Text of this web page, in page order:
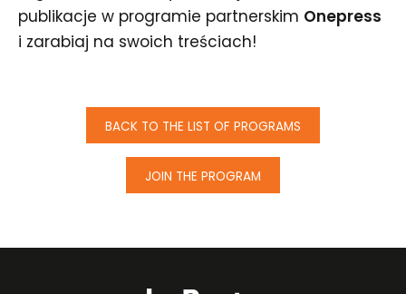
publikacje w programie partnerskim Onepress
i zarabiaj na swoich treściach!
BACK TO THE LIST OF PROGRAMS
JOIN THE PROGRAM